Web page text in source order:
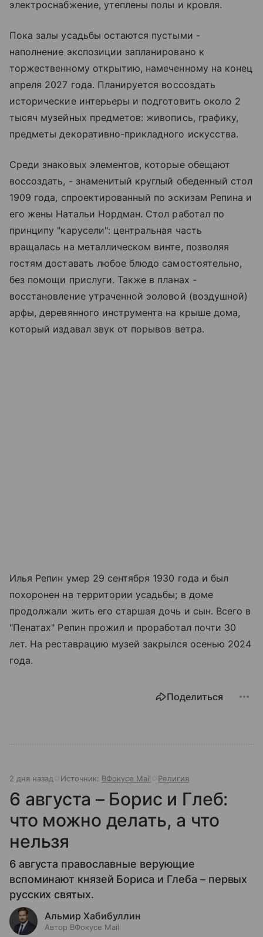
электроснабжение, утеплены полы и кровля.
Пока залы усадьбы остаются пустыми -
наполнение экспозиции запланировано к
торжественному открытию, намеченному на конец
апреля 2027 года. Планируется воссоздать
исторические интерьеры и подготовить около 2
тысяч музейных предметов: живопись, графику,
предметы декоративно-прикладного искусства.
Среди знаковых элементов, которые обещают
воссоздать, - знаменитый круглый обеденный стол
1909 года, спроектированный по эскизам Репина и
его жены Натальи Нордман. Стол работал по
принципу "карусели": центральная часть
вращалась на металлическом винте, позволяя
гостям доставать любое блюдо самостоятельно,
без помощи прислуги. Также в планах -
восстановление утраченной эоловой (воздушной)
арфы, деревянного инструмента на крыше дома,
который издавал звук от порывов ветра.
Илья Репин умер 29 сентября 1930 года и был
похоронен на территории усадьбы; в доме
продолжали жить его старшая дочь и сын. Всего в
"Пенатах" Репин прожил и проработал почти 30
лет. На реставрацию музей закрылся осенью 2024
года.
Поделиться
2 дня назад Источник: ВФокусе Mail Религия
6 августа – Борис и Глеб:
что можно делать, а что
нельзя
6 августа православные верующие
вспоминают князей Бориса и Глеба – первых
русских святых.
Альмир Хабибуллин
Автор ВФокусе Mail